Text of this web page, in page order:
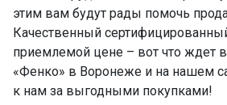
этим вам будут рады помочь
Качественный
приемлемой цене – вот что ждет
«Фенко» в Воронеже и на нашем
к нам за выгодными покупками!